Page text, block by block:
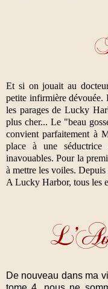
Et si on jouait au
petite infirmière dévouée.
les parages de Lucky
plus cher... Le "beau
convient parfaitement à
place à une
inavouables. Pour la
à mettre les voiles.
A Lucky Harbor, tous les
De nouveau dans ma